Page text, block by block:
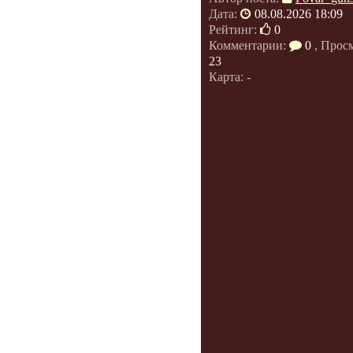
Дата:
08.08.2026 18:09
Рейтинг:
0
Комментарии:
0 ,
23
Карта: -